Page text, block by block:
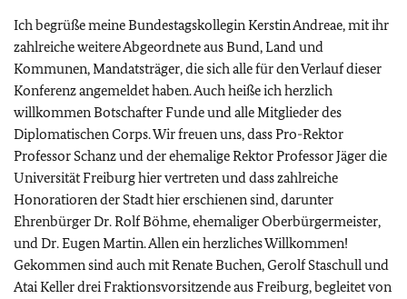
Ich begrüße meine Bundestagskollegin Kerstin Andreae, mit ihr
zahlreiche weitere Abgeordnete aus Bund, Land und
Kommunen, Mandatsträger, die sich alle für den Verlauf dieser
Konferenz angemeldet haben. Auch heiße ich herzlich
willkommen Botschafter Funde und alle Mitglieder des
Diplomatischen Corps. Wir freuen uns, dass Pro-Rektor
Professor Schanz und der ehemalige Rektor Professor Jäger die
Universität Freiburg hier vertreten und dass zahlreiche
Honoratioren der Stadt hier erschienen sind, darunter
Ehrenbürger Dr. Rolf Böhme, ehemaliger Oberbürgermeister,
und Dr. Eugen Martin. Allen ein herzliches Willkommen!
Gekommen sind auch mit Renate Buchen, Gerolf Staschull und
Atai Keller drei Fraktionsvorsitzende aus Freiburg, begleitet von